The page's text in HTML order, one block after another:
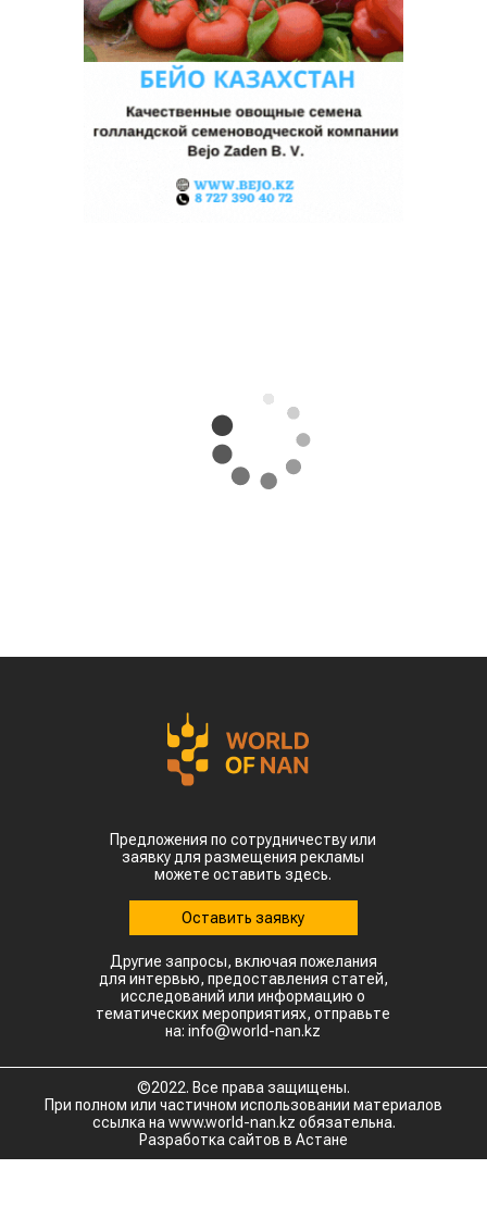
Предложения по сотрудничеству или
заявку для размещения рекламы
можете оставить здесь.
Оставить заявку
Другие запросы, включая пожелания
для интервью, предоставления статей,
исследований или информацию о
тематических мероприятиях, отправьте
на: info@world-nan.kz
©2022. Все права защищены.
При полном или частичном использовании материалов
ссылка на www.world-nan.kz обязательна.
Разработка сайтов в Астане